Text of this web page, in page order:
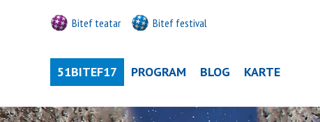
Bitef teatar Bitef festival
51BITEF17 PROGRAM BLOG KARTE